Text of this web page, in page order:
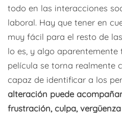
todo en las interacciones
laboral. Hay que tener en
muy fácil para el resto de
lo es, y algo
película se torna realmente
capaz de identificar a los
alteración puede
frustración, culpa,